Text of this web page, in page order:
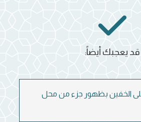
الخفين بظهور جزء من محل
قد يعجبك أيضاً: